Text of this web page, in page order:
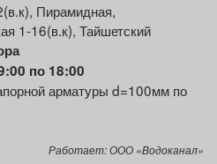
Пирамидная,
1-16(в.к), Тайшетский
по 18:00
арматуры d=100мм по
Работает: ООО «Водоканал»